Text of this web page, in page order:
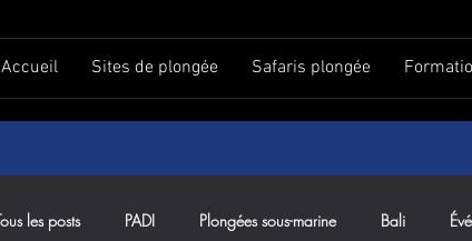
Accueil Sites de plongée Safaris plongée
les posts PADI Plongées sous-marine Bali